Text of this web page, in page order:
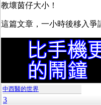
教壞茵仔大小！
這篇文章，一小時後移入爭
中西醫的世界
3